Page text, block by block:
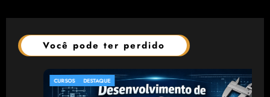
Você pode ter perdido
DESTAQUE